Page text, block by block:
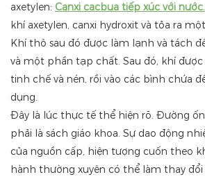
axetylen: Canxi cacbua tiếp xúc với nước.
khí axetylen, canxi hydroxit và tỏa ra
Khí thô sau đó được làm lạnh và tách
và một phần tạp chất. Sau đó, khí được
tinh chế và nén, rồi vào các bình chứa
dụng.
Đây là lúc thực tế thể hiện rõ. Đường
phải là sách giáo khoa. Sự dao động
của nguồn cấp, hiện tượng cuốn theo
hành thường xuyên có thể làm thay